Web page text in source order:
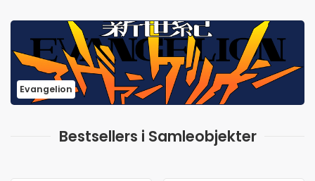
Evangelion
Bestsellers i Samleobjekter